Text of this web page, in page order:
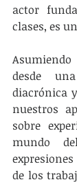
actor
clases, es
desde
diacrónica
nuestros
sobre
mundo
de los